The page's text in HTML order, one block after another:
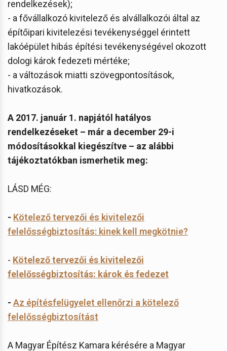
rendelkezések);
- a fővállalkozó kivitelező és alvállalkozói által az
építőipari kivitelezési tevékenységgel érintett
lakóépület hibás építési tevékenységével okozott
dologi károk fedezeti mértéke;
- a változások miatti szövegpontosítások,
hivatkozások.
A 2017. január 1. napjától hatályos
rendelkezéseket – már a december 29-i
módosításokkal kiegészítve – az alábbi
tájékoztatókban ismerhetik meg:
LÁSD MÉG:
- Kötelező tervezői és kivitelezői
felelősségbiztosítás: kinek kell megkötnie?
- Kötelező tervezői és kivitelezői
felelősségbiztosítás: károk és fedezet
- Az építésfelügyelet ellenőrzi a kötelező
felelősségbiztosítást
A Magyar Építész Kamara kérésére a Magyar